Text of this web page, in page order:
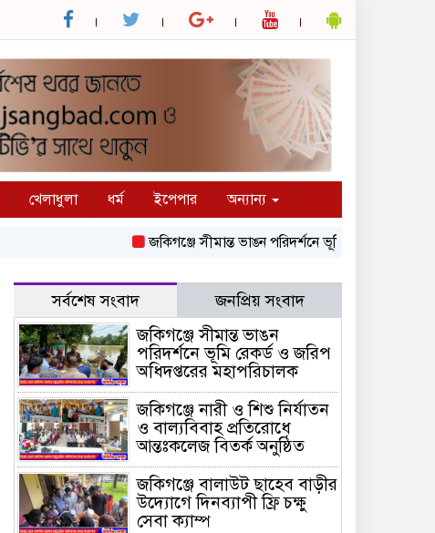
খেলাধুলা ধর্ম ইপেপার অন্যান্য
জকিগঞ্জে সীমান্ত ভাঙন পরিদর্শনে ভূমি রেকর্ড ও জরিপ
সর্বশেষ সংবাদ জনপ্রিয় সংবাদ
জকিগঞ্জে সীমান্ত ভাঙন
পরিদর্শনে ভূমি রেকর্ড ও জরিপ
অধিদপ্তরের মহাপরিচালক
জকিগঞ্জে নারী ও শিশু নির্যাতন
ও বাল্যবিবাহ প্রতিরোধে
আন্তঃকলেজ বিতর্ক অনুষ্ঠিত
জকিগঞ্জে বালাউট ছাহেব বাড়ীর
উদ্যোগে দিনব্যাপী ফ্রি চক্ষু
সেবা ক্যাম্প